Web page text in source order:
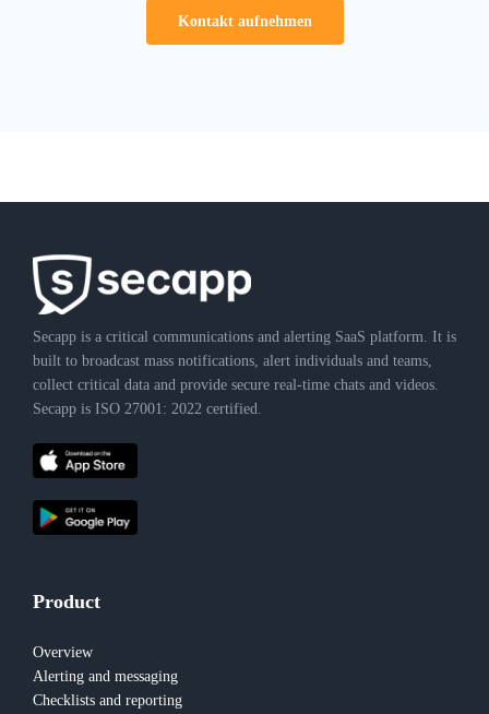
Kontakt aufnehmen
Secapp is a critical communications and alerting SaaS platform. It is
built to broadcast mass notifications, alert individuals and teams,
collect critical data and provide secure real-time chats and videos.
Secapp is ISO 27001: 2022 certified.
Product
Overview
Alerting and messaging
Checklists and reporting